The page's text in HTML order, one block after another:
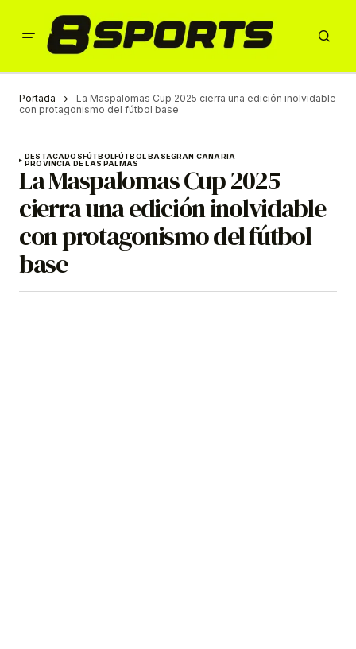
Portada
La Maspalomas Cup 2025 cierra una edición inolvidable
con protagonismo del fútbol base
DESTACADOSFÚTBOLFÚTBOL BASEGRAN CANARIA
PROVINCIA DE LAS PALMAS
La Maspalomas Cup 2025
cierra una edición inolvidable
con protagonismo del fútbol
base